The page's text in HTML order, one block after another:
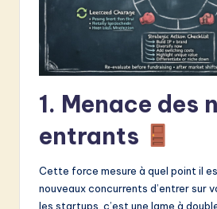
1. Menace des
entrants
Cette force mesure à quel point il
nouveaux concurrents d’entrer sur
les startups, c’est une lame à